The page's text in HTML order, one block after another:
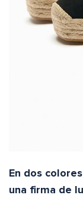
En dos
una firma de